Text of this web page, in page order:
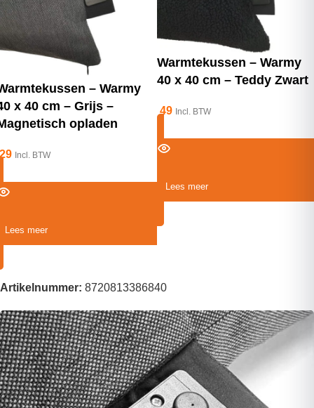
– Warmy
x 40 cm – Grijs –
opladen
Incl. BTW
Lees meer
Warmtekussen – Warmy
40 x 40 cm – Teddy Zwart
49 Incl. BTW
Lees meer
Artikelnummer: 8720813386840